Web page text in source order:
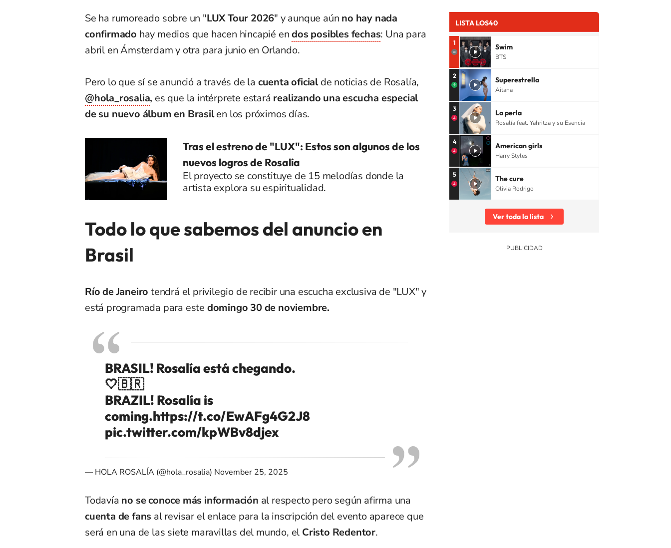
Se ha rumoreado sobre un "LUX Tour 2026" y aunque aún no hay nada
confirmado hay medios que hacen hincapié endos posibles fechas: Una para
abril en Ámsterdam y otra para junio en Orlando.
Pero lo que sí se anunció a través de la cuenta oficialde noticias de Rosalía,
@hola_rosalia, es que la intérprete estará realizando una escucha especial
de su nuevo álbum en Brasilen los próximos días.
Tras el estreno de "LUX": Estos son algunos de los
nuevos logros de Rosalía
El proyecto se constituye de 15 melodías donde la
artista explora su espiritualidad.
Todo lo que sabemos del anuncio en
Brasil
Río de Janeiro tendrá el privilegio de recibir una escucha exclusiva de "LUX" y
está programada para este domingo 30 de noviembre.
BRASIL! Rosalía está chegando.
🤍🇧🇷
BRAZIL! Rosalía is
coming.https://t.co/EwAFg4G2J8
pic.twitter.com/kpWBv8djex
— HOLA ROSALÍA (@hola_rosalia) November 25, 2025
Todavía no se conoce más información al respecto pero según afirma una
cuenta de fans al revisar el enlace para la inscripción del evento aparece que
será en una de las siete maravillas del mundo, el Cristo Redentor.
LISTA LOS40
1 Swim
BTS
2 Superestrella
Aitana
3 La perla
Rosalía feat. Yahritza y su Esencia
4 American girls
Harry Styles
5 The cure
Olivia Rodrigo
Ver toda la lista